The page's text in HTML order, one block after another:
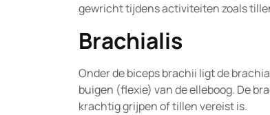
gewricht tijdens activiteiten zoals
Brachialis
Onder de biceps brachii ligt de
buigen (flexie) van de elleboog. De
krachtig grijpen of tillen vereist is.